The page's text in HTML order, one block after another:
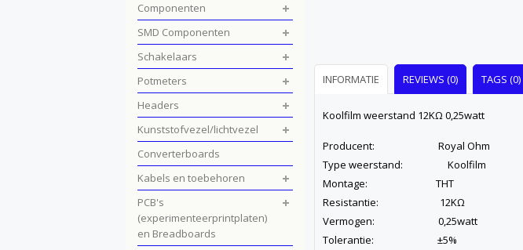
INFORMATIE REVIEWS (0) TAGS (0)
Koolfilm weerstand 12KΩ 0,25watt
Producent: Royal Ohm
Type weerstand: Koolfilm
Montage: THT
Resistantie: 12KΩ
Vermogen: 0,25watt
Tolerantie: ±5%
Componenten
SMD Componenten
Schakelaars
Potmeters
Headers
Kunststofvezel/lichtvezel
Converterboards
Kabels en toebehoren
PCB's
(experimenteerprintplaten)
en Breadboards